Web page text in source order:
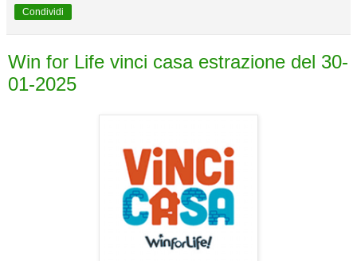
Condividi
Win for Life vinci casa estrazione del 30-
01-2025